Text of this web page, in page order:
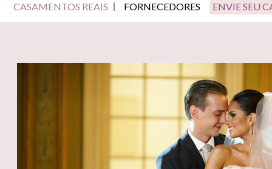
CASAMENTOS REAIS FORNECEDORES ENVIE SEU